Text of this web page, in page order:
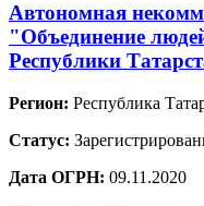
Автономная
"Объединение
Республики
Регион: Республика
Статус:
Дата ОГРН: 09.11.2020